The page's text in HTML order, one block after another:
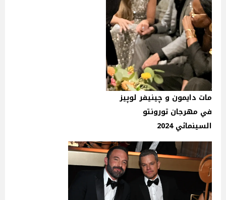
مات دايمون و چينيفر لوپيز
في مهرجان تورونتو
السينمائي 2024